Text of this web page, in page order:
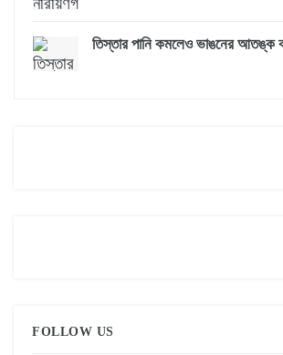
তিস্তার পানি কমলেও ভাঙনের আতঙ্ক
FOLLOW US